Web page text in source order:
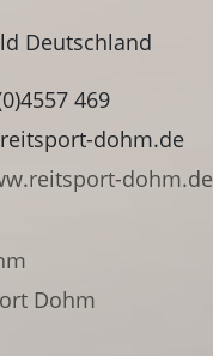
Deutschland
469
dohm.de
dohm.de
Dohm